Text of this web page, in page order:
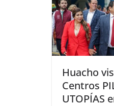
Huacho
Centros
UTOPÍAS